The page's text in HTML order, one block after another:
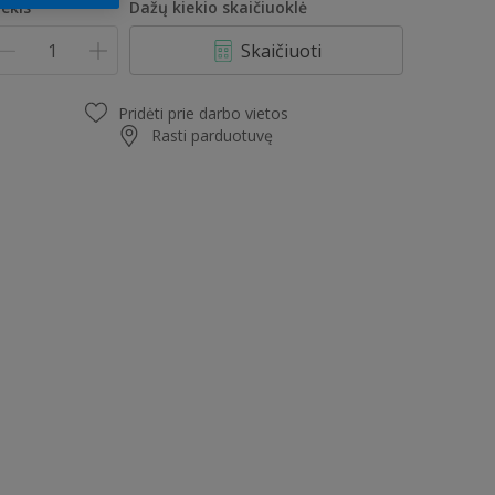
Dažų kiekio skaičiuoklė
Skaičiuoti
Pridėti prie darbo vietos
Rasti parduotuvę